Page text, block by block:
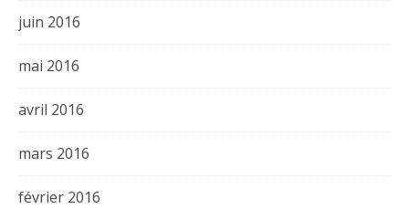
juin 2016
mai 2016
avril 2016
mars 2016
février 2016